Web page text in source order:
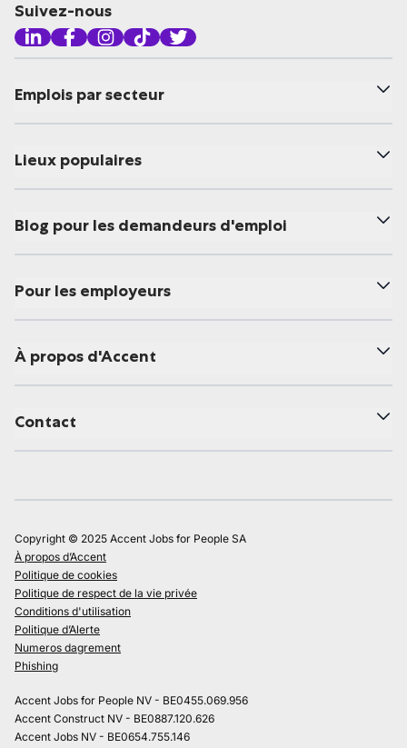
Suivez-nous
Emplois par secteur
Lieux populaires
Blog pour les demandeurs d'emploi
Pour les employeurs
À propos d'Accent
Contact
Copyright © 2025 Accent Jobs for People SA
À propos d’Accent
Politique de cookies
Politique de respect de la vie privée
Conditions d'utilisation
Politique d’Alerte
Numeros dagrement
Phishing
Accent Jobs for People NV - BE0455.069.956
Accent Construct NV - BE0887.120.626
Accent Jobs NV - BE0654.755.146